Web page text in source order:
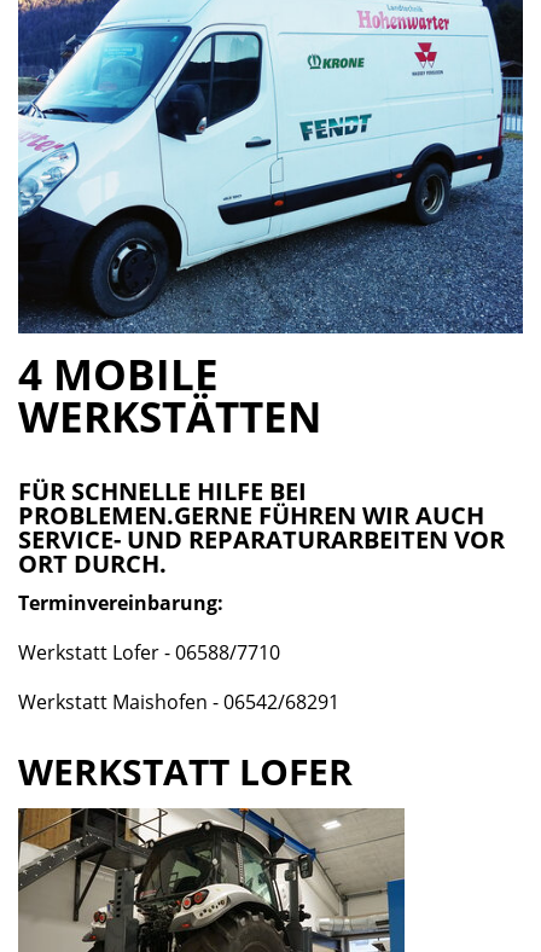
4 MOBILE
WERKSTÄTTEN
FÜR SCHNELLE HILFE BEI
PROBLEMEN.GERNE FÜHREN WIR AUCH
SERVICE- UND REPARATURARBEITEN VOR
ORT DURCH.
Terminvereinbarung:
Werkstatt Lofer - 06588/7710
Werkstatt Maishofen - 06542/68291
WERKSTATT LOFER